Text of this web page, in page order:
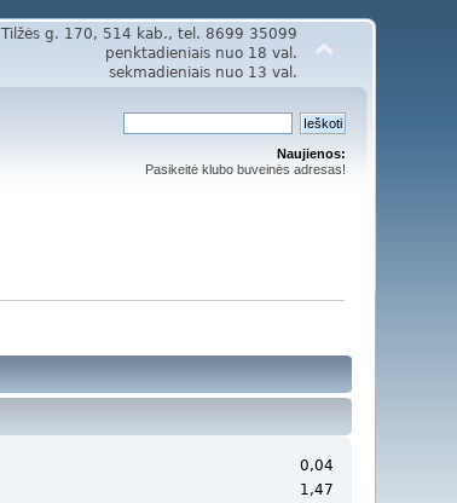
Tilžės g. 170, 514 kab., tel. 8699 35099
penktadieniais nuo 18 val.
sekmadieniais nuo 13 val.
Naujienos:
Pasikeitė klubo buveinės adresas!
0,04
1,47